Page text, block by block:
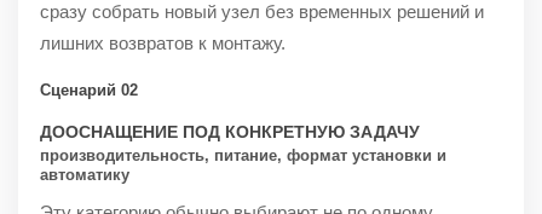
сразу собрать новый узел без временных решений и
лишних возвратов к монтажу.
Сценарий 02
ДООСНАЩЕНИЕ ПОД КОНКРЕТНУЮ ЗАДАЧУ
производительность, питание, формат установки и
автоматику